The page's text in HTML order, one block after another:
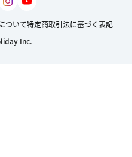
ついて特定商取引法に基づく表記
Inc.